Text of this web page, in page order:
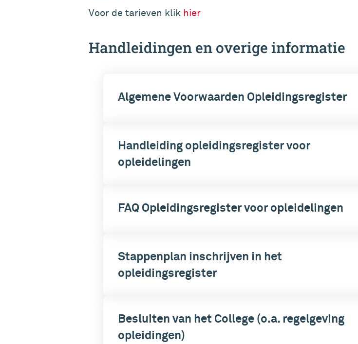
Voor de tarieven klik hier
Handleidingen en overige informatie
Algemene Voorwaarden Opleidingsregister
Handleiding opleidingsregister voor
opleidelingen
FAQ Opleidingsregister voor opleidelingen
Stappenplan inschrijven in het
opleidingsregister
Besluiten van het College (o.a. regelgeving
opleidingen)